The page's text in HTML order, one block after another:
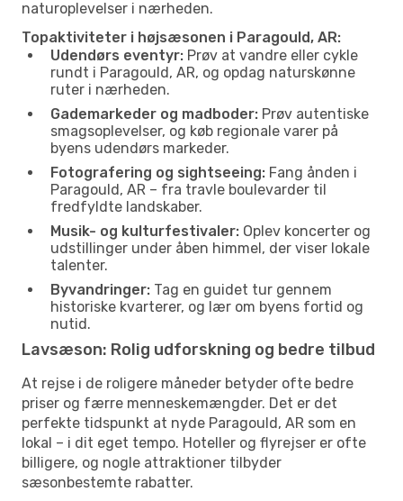
naturoplevelser i nærheden.
Topaktiviteter i højsæsonen i Paragould, AR:
Udendørs eventyr: Prøv at vandre eller cykle
rundt i Paragould, AR, og opdag naturskønne
ruter i nærheden.
Gademarkeder og madboder: Prøv autentiske
smagsoplevelser, og køb regionale varer på
byens udendørs markeder.
Fotografering og sightseeing: Fang ånden i
Paragould, AR – fra travle boulevarder til
fredfyldte landskaber.
Musik- og kulturfestivaler: Oplev koncerter og
udstillinger under åben himmel, der viser lokale
talenter.
Byvandringer: Tag en guidet tur gennem
historiske kvarterer, og lær om byens fortid og
nutid.
Lavsæson: Rolig udforskning og bedre tilbud
At rejse i de roligere måneder betyder ofte bedre
priser og færre menneskemængder. Det er det
perfekte tidspunkt at nyde Paragould, AR som en
lokal – i dit eget tempo. Hoteller og flyrejser er ofte
billigere, og nogle attraktioner tilbyder
sæsonbestemte rabatter.